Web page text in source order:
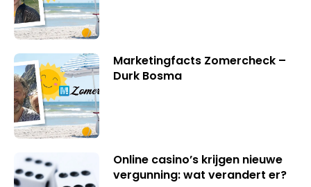
Marketingfacts Zomercheck –
Durk Bosma
Online casino’s krijgen nieuwe
vergunning: wat verandert er?